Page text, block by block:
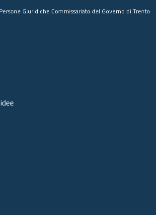
Giuridiche Commissariato del Governo di Trento